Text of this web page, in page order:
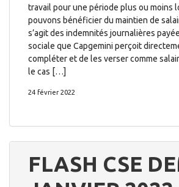
travail pour une période plus ou moins
pouvons bénéficier du maintien de
s’agit des indemnités journalières
sociale que Capgemini perçoit
compléter et de les verser comme
le cas […]
24 février 2022
FLASH CSE